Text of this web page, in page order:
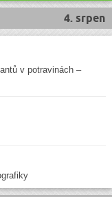
4. srpen
v potravinách –